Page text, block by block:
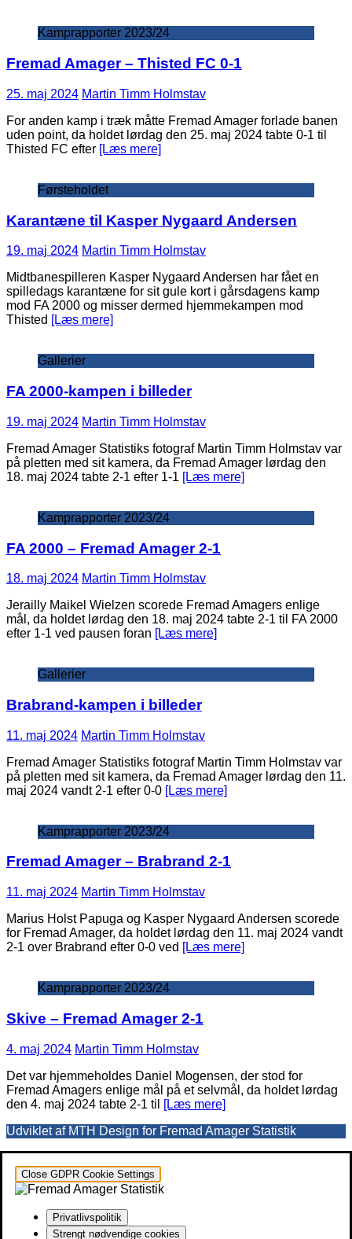
Kamprapporter 2023/24
Fremad Amager – Thisted FC 0-1
25. maj 2024 Martin Timm Holmstav
For anden kamp i træk måtte Fremad Amager forlade banen
uden point, da holdet lørdag den 25. maj 2024 tabte 0-1 til
Thisted FC efter [Læs mere]
Førsteholdet
Karantæne til Kasper Nygaard Andersen
19. maj 2024 Martin Timm Holmstav
Midtbanespilleren Kasper Nygaard Andersen har fået en
spilledags karantæne for sit gule kort i gårsdagens kamp
mod FA 2000 og misser dermed hjemmekampen mod
Thisted [Læs mere]
Gallerier
FA 2000-kampen i billeder
19. maj 2024 Martin Timm Holmstav
Fremad Amager Statistiks fotograf Martin Timm Holmstav var
på pletten med sit kamera, da Fremad Amager lørdag den
18. maj 2024 tabte 2-1 efter 1-1 [Læs mere]
Kamprapporter 2023/24
FA 2000 – Fremad Amager 2-1
18. maj 2024 Martin Timm Holmstav
Jerailly Maikel Wielzen scorede Fremad Amagers enlige
mål, da holdet lørdag den 18. maj 2024 tabte 2-1 til FA 2000
efter 1-1 ved pausen foran [Læs mere]
Gallerier
Brabrand-kampen i billeder
11. maj 2024 Martin Timm Holmstav
Fremad Amager Statistiks fotograf Martin Timm Holmstav var
på pletten med sit kamera, da Fremad Amager lørdag den 11.
maj 2024 vandt 2-1 efter 0-0 [Læs mere]
Kamprapporter 2023/24
Fremad Amager – Brabrand 2-1
11. maj 2024 Martin Timm Holmstav
Marius Holst Papuga og Kasper Nygaard Andersen scorede
for Fremad Amager, da holdet lørdag den 11. maj 2024 vandt
2-1 over Brabrand efter 0-0 ved [Læs mere]
Kamprapporter 2023/24
Skive – Fremad Amager 2-1
4. maj 2024 Martin Timm Holmstav
Det var hjemmeholdes Daniel Mogensen, der stod for
Fremad Amagers enlige mål på et selvmål, da holdet lørdag
den 4. maj 2024 tabte 2-1 til
[Læs mere]
Udviklet af MTH Design for Fremad Amager Statistik
Close GDPR Cookie Settings
Privatlivspolitik
Strengt nødvendige cookies